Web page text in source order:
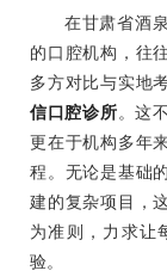
在甘肃省酒
的口腔机构，往
多方对比与实地
信口腔诊所。这
更在于机构多年
程。无论是基础
建的复杂项目，
为准则，力求让
验。